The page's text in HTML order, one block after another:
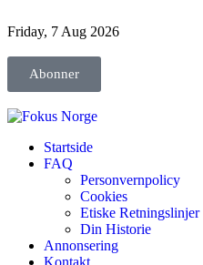
Friday, 7 Aug 2026
Abonner
Startside
FAQ
Personvernpolicy
Cookies
Etiske Retningslinjer
Din Historie
Annonsering
Kontakt